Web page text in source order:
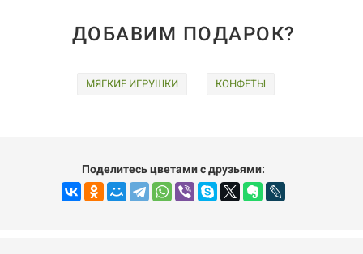
ДОБАВИМ ПОДАРОК?
МЯГКИЕ ИГРУШКИ КОНФЕТЫ
Поделитесь цветами с друзьями: